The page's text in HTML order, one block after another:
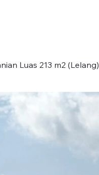
Luas 213 m2 (Lelang)